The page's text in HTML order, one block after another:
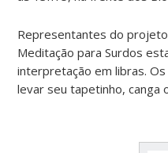
Representantes do
Meditação para Surdos
interpretação em libras.
levar seu tapetinho, canga